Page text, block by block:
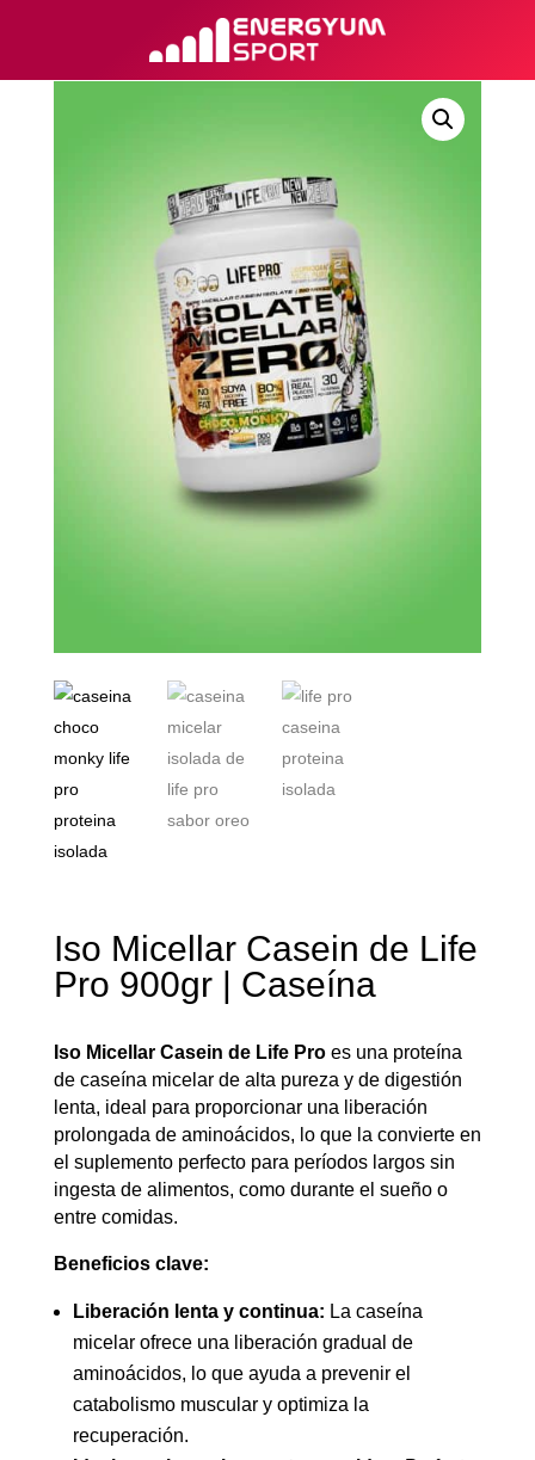
Iso Micellar Casein de Life
Pro 900gr | Caseína
Iso Micellar Casein de Life Proes una proteína
de caseína micelar de alta pureza y de digestión
lenta, ideal para proporcionar una liberación
prolongada de aminoácidos, lo que la convierte en
el suplemento perfecto para períodos largos sin
ingesta de alimentos, como durante el sueño o
entre comidas.
Beneficios clave:
Liberación lenta y continua: La caseína
micelar ofrece una liberación gradual de
aminoácidos, lo que ayuda a prevenir el
catabolismo muscular y optimiza la
recuperación.